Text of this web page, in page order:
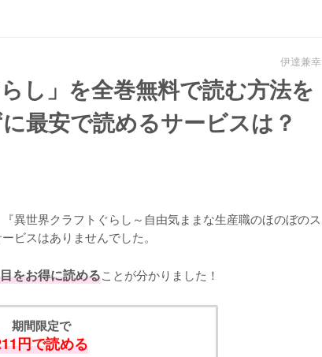
伊達兼幸
し」を全巻無料で読む方法を
最安で読めるサービスは？
異世界クラフトぐらし～自由気ままな生産職のほのぼのス
ビスはありませんでした。
をお得に読めることが分かりました！
期間限定で
円で読める